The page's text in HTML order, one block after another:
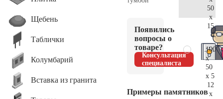
Щебень
Таблички
Колумбарий
Вставка из гранита
Появились
вопросы о
товаре?
Консультация
специалиста
Примеры памятников
50
x
15
100
x
50
x 5
12
x